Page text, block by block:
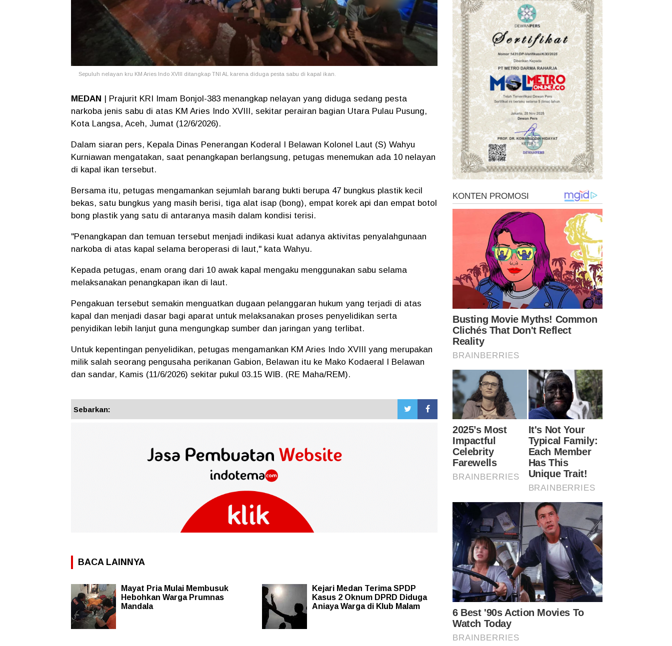
Sepuluh nelayan kru KM Aries Indo XVIII ditangkap TNI AL karena diduga pesta sabu di kapal ikan.
MEDAN
| Prajurit KRI Imam Bonjol-383 menangkap nelayan yang diduga sedang pesta
narkoba jenis sabu di atas KM Aries Indo XVIII, sekitar perairan bagian Utara Pulau Pusung,
Kota Langsa, Aceh, Jumat (12/6/2026).
Dalam siaran pers, Kepala Dinas Penerangan Koderal I Belawan Kolonel Laut (S) Wahyu
Kurniawan mengatakan, saat penangkapan berlangsung, petugas menemukan ada 10 nelayan
di kapal ikan tersebut.
Bersama itu, petugas mengamankan sejumlah barang bukti berupa 47 bungkus plastik kecil
bekas, satu bungkus yang masih berisi, tiga alat isap (bong), empat korek api dan empat botol
bong plastik yang satu di antaranya masih dalam kondisi terisi.
"Penangkapan dan temuan tersebut menjadi indikasi kuat adanya aktivitas penyalahgunaan
narkoba di atas kapal selama beroperasi di laut," kata Wahyu.
Kepada petugas, enam orang dari 10 awak kapal mengaku menggunakan sabu selama
melaksanakan penangkapan ikan di laut.
Pengakuan tersebut semakin menguatkan dugaan pelanggaran hukum yang terjadi di atas
kapal dan menjadi dasar bagi aparat untuk melaksanakan proses penyelidikan serta
penyidikan lebih lanjut guna mengungkap sumber dan jaringan yang terlibat.
Untuk kepentingan penyelidikan, petugas mengamankan KM Aries Indo XVIII yang merupakan
milik salah seorang pengusaha perikanan Gabion, Belawan itu ke Mako Kodaeral I Belawan
dan sandar, Kamis (11/6/2026) sekitar pukul 03.15 WIB. (RE Maha/REM).
Sebarkan:
BACA LAINNYA
Mayat Pria Mulai Membusuk
Hebohkan Warga Prumnas
Mandala
Kejari Medan Terima SPDP
Kasus 2 Oknum DPRD Diduga
Aniaya Warga di Klub Malam